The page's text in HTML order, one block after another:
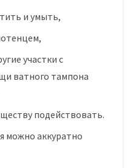
и умыть,
участки с
ватного тампона
подействовать.
можно аккуратно